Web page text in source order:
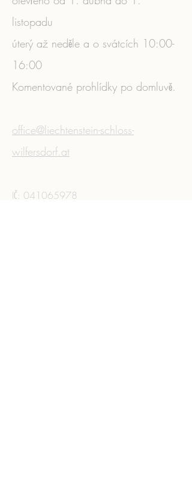
listopadu
úterý až neděle a o svátcích 10:00-
16:00
Komentované prohlídky po domluvě.
office@liechtenstein-schloss-
wilfersdorf.at
IČ: 041065978